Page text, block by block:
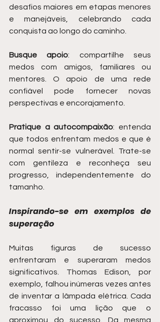
desafios maiores em etapas menores
e manejáveis, celebrando cada
conquista ao longo do caminho.
Busque apoio: compartilhe seus
medos com amigos, familiares ou
mentores. O apoio de uma rede
confiável pode fornecer novas
perspectivas e encorajamento.
Pratique a autocompaixão: entenda
que todos enfrentam medos e que é
normal sentir-se vulnerável. Trate-se
com gentileza e reconheça seu
progresso, independentemente do
tamanho.
Inspirando-se em exemplos de
superação
Muitas figuras de sucesso
enfrentaram e superaram medos
significativos. Thomas Edison, por
exemplo, falhou inúmeras vezes antes
de inventar a lâmpada elétrica. Cada
fracasso foi uma lição que o
aproximou do sucesso. Da mesma